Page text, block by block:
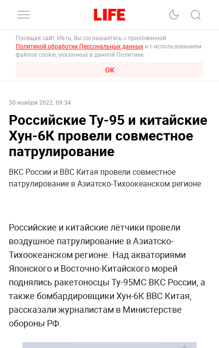
Посещая сайт life.ru, Вы соглашаетесь с приложенной
Политикой обработки Персональных данных и с использованием
файлов cookie, указанных в данной Политике.
ОК
30 ноября 2022, 09:34
Российские Ту-95 и китайские
Хун-6К провели совместное
патрулирование
ВКС России и ВВС Китая провели совместное
патрулирование в Азиатско-Тихоокеанском регионе
Российские и китайские лётчики провели
воздушное патрулирование в Азиатско-
Тихоокеанском регионе. Над акваториями
Японского и Восточно-Китайского морей
поднялись ракетоносцы Ту-95МС ВКС России, а
также бомбардировщики Хун-6К ВВС Китая,
рассказали журналистам в Министерстве
обороны РФ.